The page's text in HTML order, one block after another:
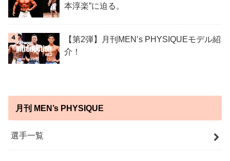
本淳楽”に迫る。
【第2弾】月刊MEN’s PHYSIQUEモデル紹
介！
月刊 MEN’s PHYSIQUE
選手一覧